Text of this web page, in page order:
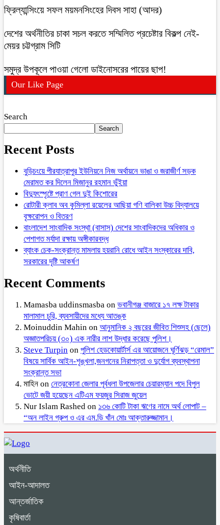
ফ্রিল্যান্সিংয়ে সফল ময়মনসিংহের দিবস সাহা (আদর)
দেশের অর্থনীতির চাকা সচল করতে সম্মিলিত প্রচেষ্টার বিকল্প নেই-
মেয়র চট্টগ্রাম সিটি
সমুদ্র উপকূলে পাওয়া গেলো ডাইনোসরের পায়ের ছাপ!
Our Like Page
Search
Search
Recent Posts
বুড়িচংয়ে পীরযাত্রাপুর ইউনিয়নে নিজ অর্থায়নে ভাঙা ও জরাজীর্ণ সড়ক
মেরামত কর দিলেন মিজানুর রহমান ভুঁইয়া
বিদ্যুৎস্পৃষ্টে প্রাণ গেল দুই কিশোরের
রোটারী ক্লাব অব কুমিল্লা রয়েলের আছিয়া গণি বালিকা উচ্চ বিদ্যালয়ে
বৃক্ষরোপন ও বিতরণ
বাংলাদেশ সাংবাদিক সংস্থা (বাসাস) দেশের সাংবাদিকদের অধিকার ও
পেশাগত মর্যাদা রক্ষায় অঙ্গীকারবদ্ধ
ব্যাংক চেক-সংক্রান্ত মামলায় হয়রানি রোধে আইন সংস্কারের দাবি,
সরকারের দৃষ্টি আকর্ষণ
Recent Comments
Mamasba uddinsmasba on ভবানীগঞ্জ বাজারে ১৭ লক্ষ টাকার
মালামাল চুরি, ব্যবসায়ীদের মধ্যে আতঙ্ক
Moinuddin Mahin on আনুমানিক ২ বছরের জীবিত শিশুসহ (ছেলে)
অজ্ঞাতপরিচয় (৩০) এক নারীর লাশ উদ্ধার করেছে পুলিশ।
Steve Turpin on পুলিশ হেডকোয়ার্টার্স এর আয়োজনে ঘূর্ণিঝড় “রেমাল”
বিষয়ে সার্বিক আইন-শৃঙ্খলা,জনগনের নিরাপত্তা ও দুর্যোগ ব্যবস্থাপনা
সংক্রান্ত সভা
মাহিন on নেত্রকোনা জেলার পূর্বধলা উপজেলার চেয়ারম্যান পদে বিপুল
ভোটে জয়ী হয়েছেন এটিএম ফয়জুর সিরাজ জুয়েল
Nur Islam Rashed on ১৩৬ কোটি টাকা ঋণের নামে অর্থ লোপাট –
“অন লাইন গ্রুপ ও এর এম.ডি খাঁন মোঃ আক্তারুজ্জামান।
অর্থনীতি
আইন-আদালত
আন্তর্জাতিক
কৃষিবার্তা